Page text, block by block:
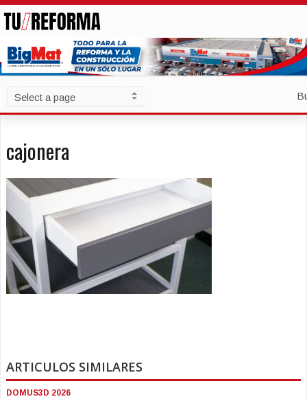
cajonera
ARTICULOS SIMILARES
DOMUS3D 2026